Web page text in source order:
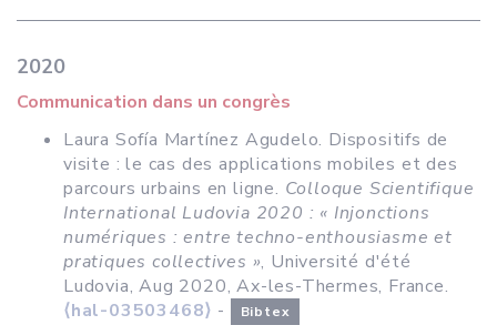
2020
Communication dans un congrès
Laura Sofía Martínez Agudelo. Dispositifs de
visite : le cas des applications mobiles et des
parcours urbains en ligne. Colloque Scientifique
International Ludovia 2020 : « Injonctions
numériques : entre techno-enthousiasme et
pratiques collectives », Université d'été
Ludovia, Aug 2020, Ax-les-Thermes, France.
⟨hal-03503468⟩ - Bibtex